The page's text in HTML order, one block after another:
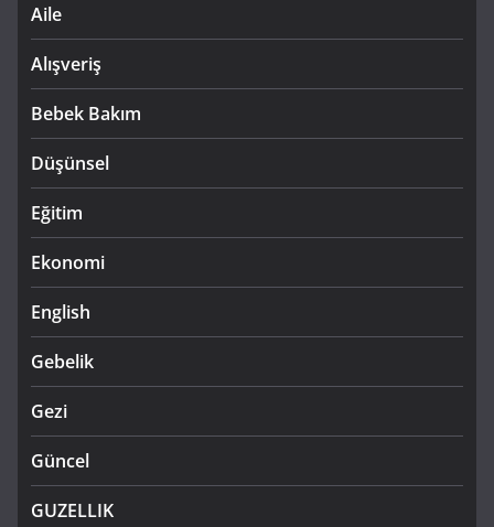
Aile
Alışveriş
Bebek Bakım
Düşünsel
Eğitim
Ekonomi
English
Gebelik
Gezi
Güncel
GUZELLIK